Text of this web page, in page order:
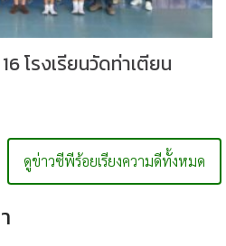
โรงเรียนวัดท่าเตียน
ดูข่าวซีพีร้อยเรียงความดีทั้งหมด